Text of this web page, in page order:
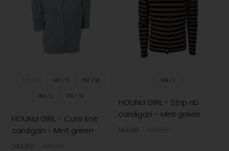
140 / S 152 / M
164 / L 176 / XL
HOUNd GIRL - Cute knit
cardigan - Mint green
244,96
164 / L
HOUNd GIRL - Strip rib
cardigan - Mint green
149,98